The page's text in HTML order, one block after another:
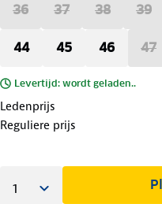
36 37 38 39
44 45 46 47
Levertijd: wordt geladen..
Ledenprijs
Reguliere prijs